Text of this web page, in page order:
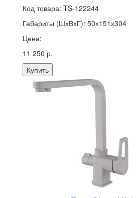
Код товара: TS-122244
Габариты (ШхВхГ): 50х151х304
Цена:
11 250 р.
Купить